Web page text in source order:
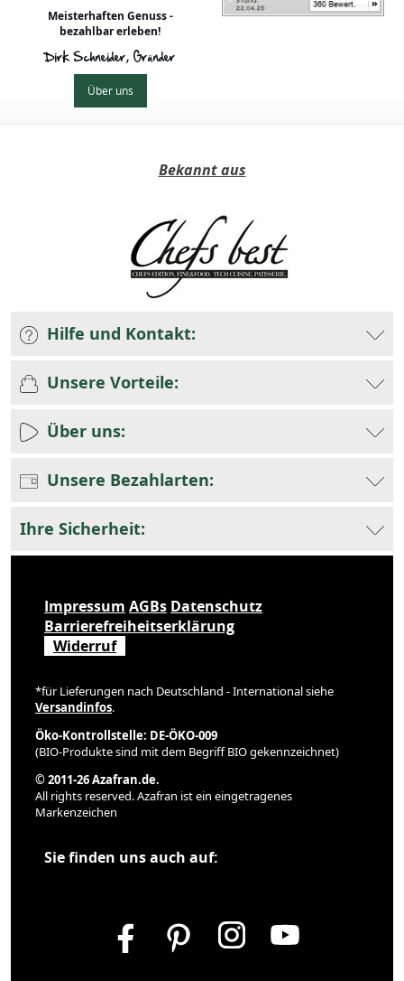
Meisterhaften Genuss -
bezahlbar erleben!
Dirk Schneider, Gründer
Über uns
Bekannt aus
Hilfe und Kontakt:
Unsere Vorteile:
Über uns:
Unsere Bezahlarten:
Ihre Sicherheit:
Impressum AGBs Datenschutz
Barrierefreiheitserklärung
Widerruf
*für Lieferungen nach Deutschland - International siehe
Versandinfos.
Öko-Kontrollstelle: DE-ÖKO-009
(BIO-Produkte sind mit dem Begriff BIO gekennzeichnet)
© 2011-26 Azafran.de.
All rights reserved. Azafran ist ein eingetragenes
Markenzeichen
Sie finden uns auch auf: